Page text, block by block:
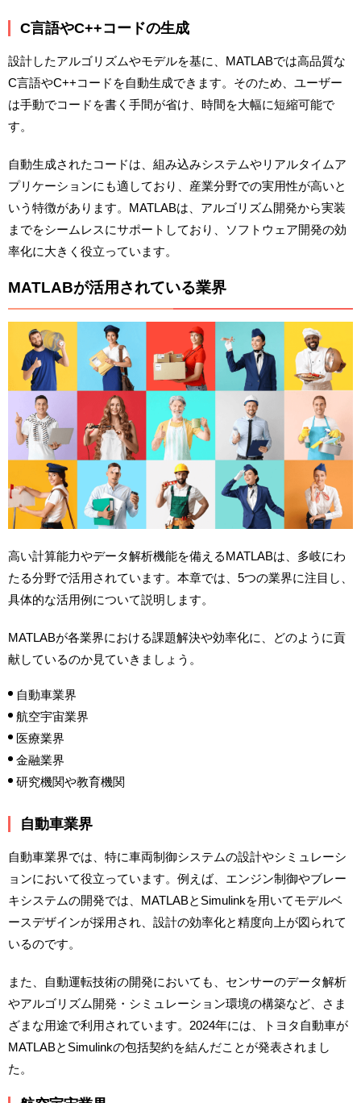
C言語やC++コードの生成
設計したアルゴリズムやモデルを基に、MATLABでは高品質な
C言語やC++コードを自動生成できます。そのため、ユーザー
は手動でコードを書く手間が省け、時間を大幅に短縮可能で
す。
自動生成されたコードは、組み込みシステムやリアルタイムア
プリケーションにも適しており、産業分野での実用性が高いと
いう特徴があります。MATLABは、アルゴリズム開発から実装
までをシームレスにサポートしており、ソフトウェア開発の効
率化に大きく役立っています。
MATLABが活用されている業界
高い計算能力やデータ解析機能を備えるMATLABは、多岐にわ
たる分野で活用されています。本章では、5つの業界に注目し、
具体的な活用例について説明します。
MATLABが各業界における課題解決や効率化に、どのように貢
献しているのか見ていきましょう。
自動車業界
航空宇宙業界
医療業界
金融業界
研究機関や教育機関
自動車業界
自動車業界では、特に車両制御システムの設計やシミュレーシ
ョンにおいて役立っています。例えば、エンジン制御やブレー
キシステムの開発では、MATLABとSimulinkを用いてモデルベ
ースデザインが採用され、設計の効率化と精度向上が図られて
いるのです。
また、自動運転技術の開発においても、センサーのデータ解析
やアルゴリズム開発・シミュレーション環境の構築など、さま
ざまな用途で利用されています。2024年には、トヨタ自動車が
MATLABとSimulinkの包括契約を結んだことが発表されまし
た。